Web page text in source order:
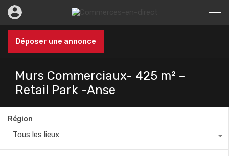
Déposer une annonce
Murs Commerciaux- 425 m² –
Retail Park -Anse
Région
Tous les lieux